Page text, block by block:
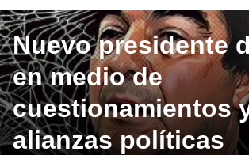
Nuevo presidente
en medio de
cuestionamientos
alianzas políticas